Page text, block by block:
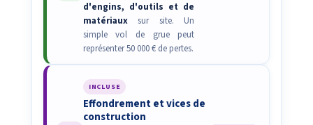
d'engins, d'outils et de
matériauxsur site. Un
simple vol de grue peut
représenter 50 000 € de pertes.
INCLUSE
Effondrement et vices de
construction